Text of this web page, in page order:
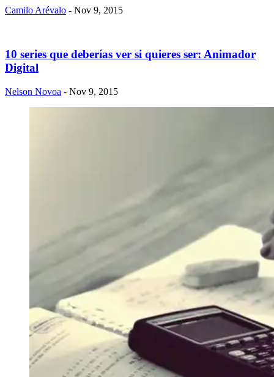
Camilo Arévalo - Nov 9, 2015
10 series que deberías ver si quieres ser: Animador
Digital
Nelson Novoa - Nov 9, 2015